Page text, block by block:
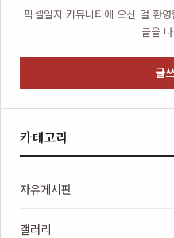
픽셀일지 커뮤니티에 오신 걸 환
글을
글
카테고리
자유게시판
갤러리